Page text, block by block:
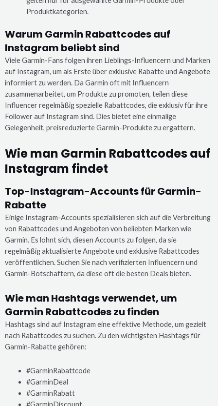
Produktkategorien.
Warum Garmin Rabattcodes auf
Instagram beliebt sind
Viele Garmin-Fans folgen ihren Lieblings-Influencern und Marken
auf Instagram, um als Erste über exklusive Rabatte und Angebote
informiert zu werden. Da Garmin oft mit Influencern
zusammenarbeitet, um Produkte zu promoten, teilen diese
Influencer regelmäßig spezielle Rabattcodes, die exklusiv für ihre
Follower auf Instagram sind. Dies bietet eine einmalige
Gelegenheit, preisreduzierte Garmin-Produkte zu ergattern.
Wie man Garmin Rabattcodes auf
Instagram findet
Top-Instagram-Accounts für Garmin-
Rabatte
Einige Instagram-Accounts spezialisieren sich auf die Verbreitung
von Rabattcodes und Angeboten von beliebten Marken wie
Garmin. Es lohnt sich, diesen Accounts zu folgen, da sie
regelmäßig aktualisierte Angebote und exklusive Rabattcodes
veröffentlichen. Suchen Sie nach verifizierten Influencern und
Garmin-Botschaftern, da diese oft die besten Deals bieten.
Wie man Hashtags verwendet, um
Garmin Rabattcodes zu finden
Hashtags sind auf Instagram eine effektive Methode, um gezielt
nach Rabattcodes zu suchen. Zu den wichtigsten Hashtags für
Garmin-Rabatte gehören:
#GarminRabattcode
#GarminDeal
#GarminRabatt
#GarminDiscount